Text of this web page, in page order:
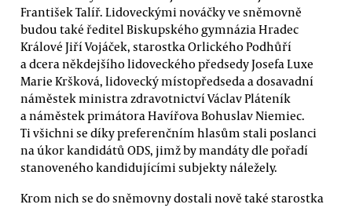
František Talíř. Lidoveckými nováčky ve sněmovně
budou také ředitel Biskupského gymnázia Hradec
Králové Jiří Vojáček, starostka Orlického Podhůří
a dcera někdejšího lidoveckého předsedy Josefa Luxe
Marie Kršková, lidovecký místopředseda a dosavadní
náměstek ministra zdravotnictví Václav Pláteník
a náměstek primátora Havířova Bohuslav Niemiec.
Ti všichni se díky preferenčním hlasům stali poslanci
na úkor kandidátů ODS, jimž by mandáty dle pořadí
stanoveného kandidujícími subjekty náležely.
Krom nich se do sněmovny dostali nově také starostka